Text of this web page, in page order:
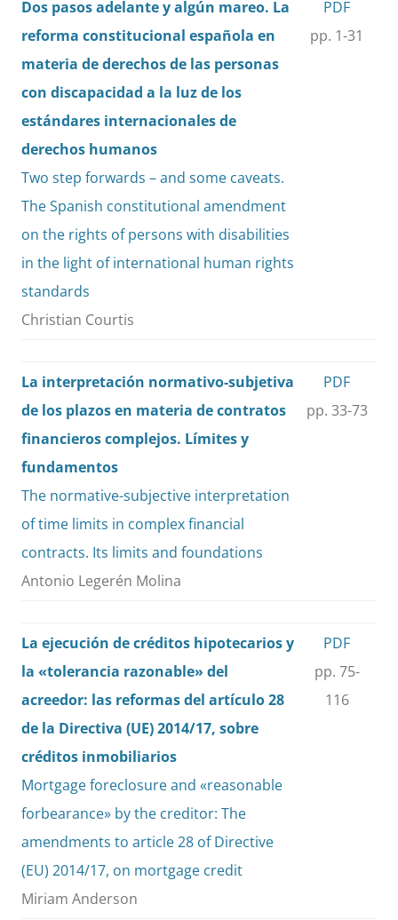
Dos pasos adelante y algún mareo. La
reforma constitucional española en
materia de derechos de las personas
con discapacidad a la luz de los
estándares internacionales de
derechos humanos
Two step forwards – and some caveats.
The Spanish constitutional amendment
on the rights of persons with disabilities
in the light of international human rights
standards
Christian Courtis
PDF
pp. 1-31
La interpretación normativo-subjetiva
de los plazos en materia de contratos
financieros complejos. Límites y
fundamentos
The normative-subjective interpretation
of time limits in complex financial
contracts. Its limits and foundations
Antonio Legerén Molina
PDF
pp. 33-73
La ejecución de créditos hipotecarios y
la «tolerancia razonable» del
acreedor: las reformas del artículo 28
de la Directiva (UE) 2014/17, sobre
créditos inmobiliarios
Mortgage foreclosure and «reasonable
forbearance» by the creditor: The
amendments to article 28 of Directive
(EU) 2014/17, on mortgage credit
Miriam Anderson
PDF
pp. 75-
116